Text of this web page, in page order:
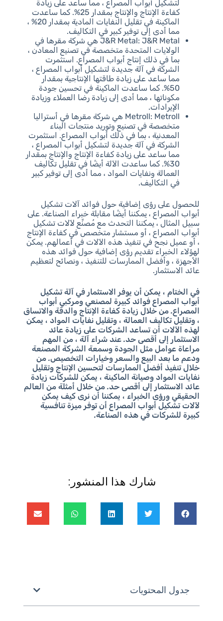
لتشكيل أبواب المصراع ، مما ساعد على زيادة
كفاءة الإنتاج والإنتاج بمقدار 25%. كما ساعدت
الماكينة في تقليل النفايات المادية بمقدار 20% ،
مما أدى إلى توفير كبير في التكاليف.
J&R Metal: J&R Metal هي شركة مقرها في
الولايات المتحدة متخصصة في تصنيع المعادن ،
بما في ذلك إنتاج أبواب المصراع. استثمرت
الشركة في آلة جديدة لتشكيل أبواب المصراع ،
مما ساعد على زيادة طاقتها الإنتاجية بمقدار
50%. كما ساعدت الماكينة في تحسين جودة
مكوناتها ، مما أدى إلى زيادة رضا العملاء وزيادة
الإيرادات.
Metroll: Metroll هي شركة مقرها في أستراليا
متخصصة في تصنيع وتوريد منتجات البناء
المعدنية ، بما في ذلك أبواب المصراع. استثمرت
الشركة في آلة جديدة لتشكيل أبواب المصراع ،
مما ساعد على زيادة كفاءة الإنتاج والإنتاج بمقدار
30%. كما ساعدت الآلة أيضًا في تقليل تكاليف
العمالة ونفايات المواد ، مما أدى إلى توفير كبير
في التكاليف.
للحصول على رؤى إضافية حول فوائد آلات تشكيل
أبواب المصراع ، يمكننا أيضًا مقابلة خبراء الصناعة. على
سبيل المثال ، يمكننا التحدث مع مُصنِّع لآلات تشكيل
أبواب المصراع ، أو مستشار متخصص في كفاءة الإنتاج
، أو عميل نجح في تنفيذ هذه الآلات في أعمالهم. يمكن
لهؤلاء الخبراء تقديم رؤى إضافية حول فوائد هذه
الأجهزة ، وأفضل الممارسات للتنفيذ ، ونصائح لتعظيم
عائد الاستثمار.
في الختام ، يمكن أن يوفر الاستثمار في آلة تشكيل
أبواب المصراع فوائد كبيرة لمصنعي ومركبي أبواب
المصراع. من خلال زيادة كفاءة الإنتاج والدقة والاتساق
، وتقليل تكاليف العمالة ، وتقليل نفايات المواد ، يمكن
لهذه الآلات أن تساعد الشركات على زيادة عائد
الاستثمار إلى أقصى حد. عند شراء آلة ، من المهم
مراعاة عوامل مثل الجودة وسمعة الشركة المصنعة
ودعم ما بعد البيع والسعر وخيارات التخصيص. من
خلال تنفيذ أفضل الممارسات لتحسين الإنتاج وتقليل
نفايات المواد وصيانة الماكينة ، يمكن للشركات زيادة
عائد الاستثمار إلى أقصى حد. من خلال أمثلة من العالم
الحقيقي ورؤى الخبراء ، يمكننا أن نرى كيف يمكن
لآلات تشكيل أبواب المصراع أن توفر ميزة تنافسية
كبيرة للشركات في هذه الصناعة.
شارك هذا المنشور:
جدول المحتويات